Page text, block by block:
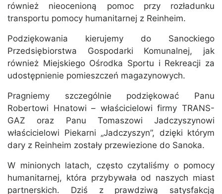
również nieocenioną pomoc przy rozładunku
transportu pomocy humanitarnej z Reinheim.
Podziękowania kierujemy do Sanockiego
Przedsiębiorstwa Gospodarki Komunalnej, jak
również Miejskiego Ośrodka Sportu i Rekreacji za
udostępnienie pomieszczeń magazynowych.
Pragniemy szczególnie podziękować Panu
Robertowi Hnatowi – właścicielowi firmy TRANS-
GAZ oraz Panu Tomaszowi Jadczyszynowi
właścicielowi Piekarni „Jadczyszyn”, dzięki którym
dary z Reinheim zostały przewiezione do Sanoka.
W minionych latach, często czytaliśmy o pomocy
humanitarnej, która przybywała od naszych miast
partnerskich. Dziś z prawdziwą satysfakcją